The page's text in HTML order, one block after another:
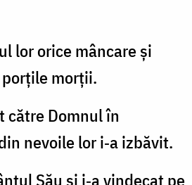
lor orice mâncare și
morții.
către Domnul în
nevoile lor i‑a izbăvit.
Său și i‑a vindecat pe